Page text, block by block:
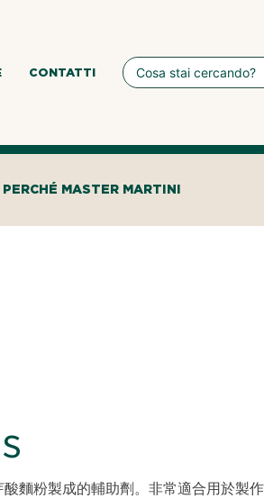
CONTATTI
PERCHÉ MASTER MARTINI
麵粉製成的輔助劑。非常適合用於製作